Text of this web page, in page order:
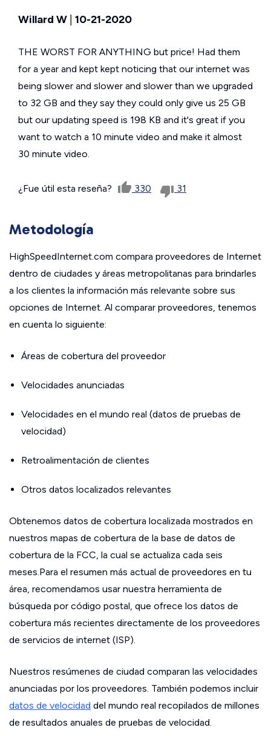
Willard W 10-21-2020
THE WORST FOR ANYTHING but price! Had them
for a year and kept kept noticing that our internet was
being slower and slower and slower than we upgraded
to 32 GB and they say they could only give us 25 GB
but our updating speed is 198 KB and it's great if you
want to watch a 10 minute video and make it almost
30 minute video.
¿Fue útil esta reseña? 330 31
Metodología
HighSpeedInternet.com compara proveedores de Internet
dentro de ciudades y áreas metropolitanas para brindarles
a los clientes la información más relevante sobre sus
opciones de Internet. Al comparar proveedores, tenemos
en cuenta lo siguiente:
Áreas de cobertura del proveedor
Velocidades anunciadas
Velocidades en el mundo real (datos de pruebas de
velocidad)
Retroalimentación de clientes
Otros datos localizados relevantes
Obtenemos datos de cobertura localizada mostrados en
nuestros mapas de cobertura de la base de datos de
cobertura de la FCC, la cual se actualiza cada seis
meses.Para el resumen más actual de proveedores en tu
área, recomendamos usar nuestra herramienta de
búsqueda por código postal, que ofrece los datos de
cobertura más recientes directamente de los proveedores
de servicios de internet (ISP).
Nuestros resúmenes de ciudad comparan las velocidades
anunciadas por los proveedores. También podemos incluir
datos de velocidad del mundo real recopilados de millones
de resultados anuales de pruebas de velocidad.